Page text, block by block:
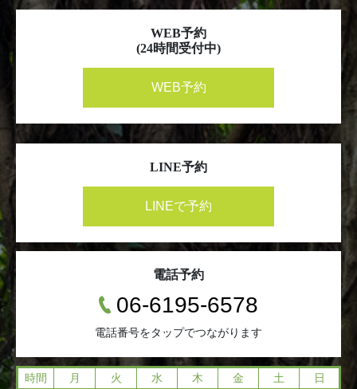
WEB予約
(24時間受付中)
WEB予約
LINE予約
LINEで予約
電話予約
06-6195-6578
電話番号をタップでつながります
時間 月 火 水 木 金 土
日